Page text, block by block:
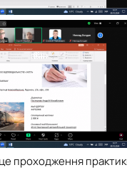
проходження